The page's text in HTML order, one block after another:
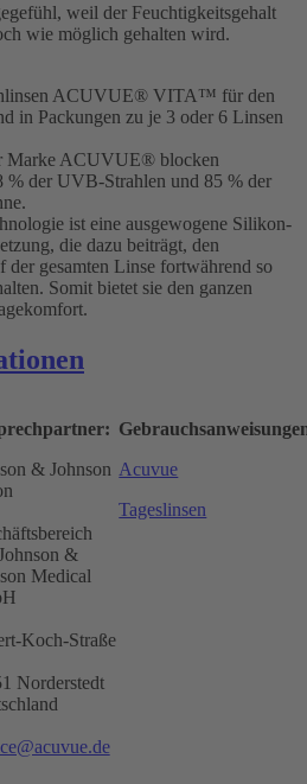
weil der Feuchtigkeitsgehalt
wie möglich gehalten wird.
ACUVUE® VITA™ für den
in Packungen zu je 3 oder 6 Linsen
Marke ACUVUE® blocken
% der UVB-Strahlen und 85 % der
ist eine ausgewogene Silikon-
die dazu beiträgt, den
der gesamten Linse fortwährend so
Somit bietet sie den ganzen
& Johnson
&
Medical
Koch-Straße
Norderstedt
Acuvue
Tageslinsen